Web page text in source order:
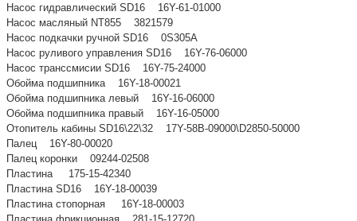
Насос гидравлический SD16 16Y-61-01000
Насос масляный NT855 3821579
Насос подкачки ручной SD16 0S305A
Насос руливого управления SD16 16Y-76-06000
Насос транссмисии SD16 16Y-75-24000
Обойма подшипника 16Y-18-00021
Обойма подшипника левый 16Y-16-06000
Обойма подшипника правый 16Y-16-05000
Отопитель кабины SD16\22\32 17Y-58B-09000\D2850-50000
Палец 16Y-80-00020
Палец коронки 09244-02508
Пластина 175-15-42340
Пластина SD16 16Y-18-00039
Пластина стопорная 16Y-18-00003